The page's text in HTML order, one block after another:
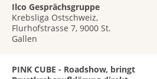
Ilco Gesprächsgruppe
Krebsliga Ostschweiz,
Flurhofstrasse 7, 9000 St.
Gallen
PINK CUBE - Roadshow, bringt